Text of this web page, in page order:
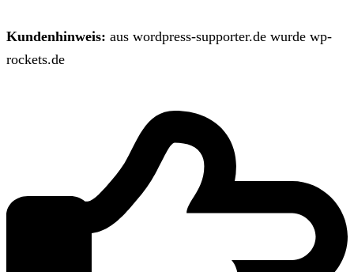
Kundenhinweis: aus wordpress-supporter.de wurde wp-
rockets.de